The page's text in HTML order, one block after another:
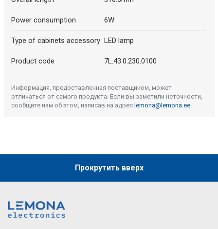
Power consumption 6W
Type of cabinets accessory LED lamp
Product code 7L.43.0.230.0100
Информация, предоставленная поставщиком, может
отличаться от самого продукта. Если вы заметили неточности,
сообщите нам об этом, написав на адрес lemona@lemona.ee.
Прокрутить вверх